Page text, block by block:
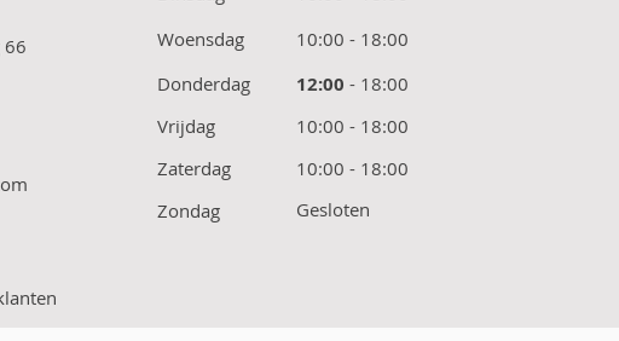
66
Woensdag
10:00 - 18:00
Donderdag
12:00 - 18:00
Vrijdag
10:00 - 18:00
Zaterdag
10:00 - 18:00
Zondag
Gesloten